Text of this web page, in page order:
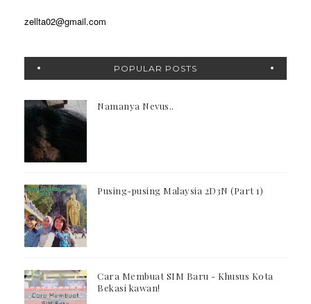
zellta02@gmail.com
POPULAR POSTS
Namanya Nevus..
Pusing-pusing Malaysia 2D3N (Part 1)
Cara Membuat SIM Baru - Khusus Kota
Bekasi kawan!